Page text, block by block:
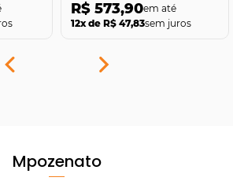
R$ 573,90
12x de R$ 47,83sem juros
Mpozenato